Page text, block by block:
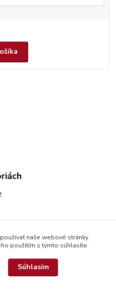
naše webové stránky
použitím s týmto súhlasíte.
Súhlasím